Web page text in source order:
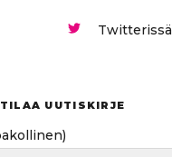
Twitterissä
UUTISKIRJE